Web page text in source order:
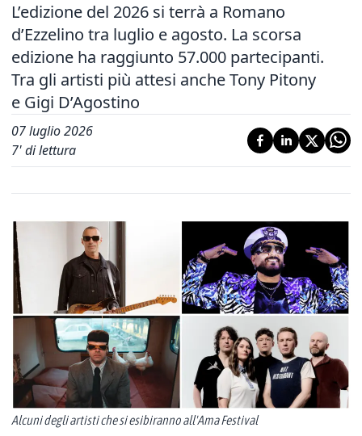
L’edizione del 2026 si terrà a Romano
d’Ezzelino tra luglio e agosto. La scorsa
edizione ha raggiunto 57.000 partecipanti.
Tra gli artisti più attesi anche Tony Pitony
e Gigi D’Agostino
07 luglio 2026
7' di lettura
Alcuni degli artisti che si esibiranno all'Ama Festival